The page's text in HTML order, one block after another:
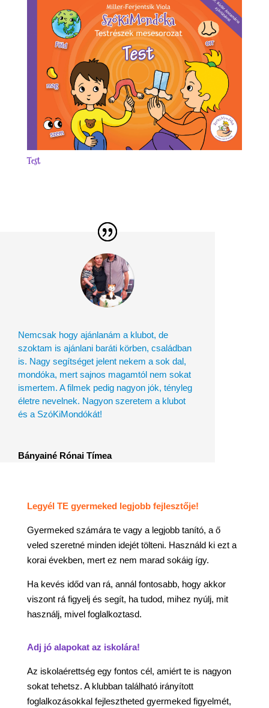
Test
Nemcsak hogy ajánlanám a klubot, de
szoktam is ajánlani baráti körben, családban
is. Nagy segítséget jelent nekem a sok dal,
mondóka, mert sajnos magamtól nem sokat
ismertem. A filmek pedig nagyon jók, tényleg
életre nevelnek. Nagyon szeretem a klubot
és a SzóKiMondókát!
Bányainé Rónai Tímea
Legyél TE gyermeked legjobb fejlesztője!
Gyermeked számára te vagy a legjobb tanító, a ő
veled szeretné minden idejét tölteni. Használd ki ezt a
korai években, mert ez nem marad sokáig így.
Ha kevés időd van rá, annál fontosabb, hogy akkor
viszont rá figyelj és segít, ha tudod, mihez nyúlj, mit
használj, mivel foglalkoztasd.
Adj jó alapokat az iskolára!
Az iskolaérettség egy fontos cél, amiért te is nagyon
sokat tehetsz. A klubban található irányított
foglalkozásokkal fejlesztheted gyermeked figyelmét,